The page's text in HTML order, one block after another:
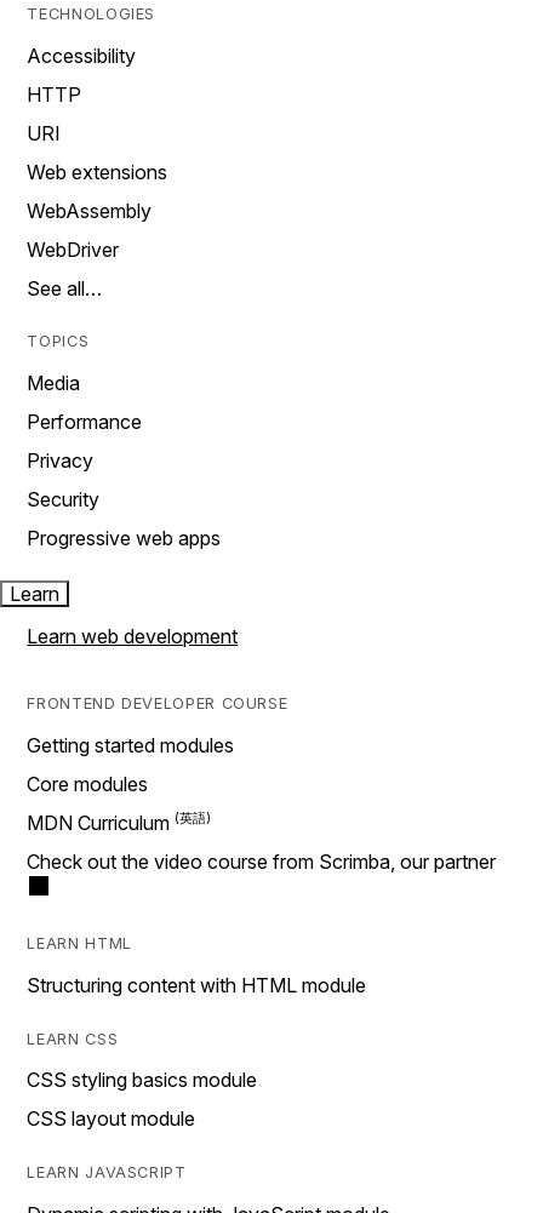
TECHNOLOGIES
Accessibility
HTTP
URI
Web extensions
WebAssembly
WebDriver
See all…
TOPICS
Media
Performance
Privacy
Security
Progressive web apps
Learn
Learn web development
FRONTEND DEVELOPER COURSE
Getting started modules
Core modules
MDN Curriculum
Check out the video course from Scrimba, our partner
LEARN HTML
Structuring content with HTML module
LEARN CSS
CSS styling basics module
CSS layout module
LEARN JAVASCRIPT